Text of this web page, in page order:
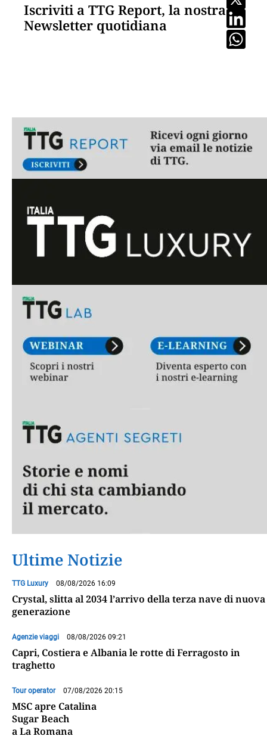
Iscriviti a TTG Report, la nostra
Newsletter quotidiana
Ultime Notizie
TTG Luxury 08/08/2026 16:09
Crystal, slitta al 2034 l’arrivo della terza nave di nuova
generazione
Agenzie viaggi 08/08/2026 09:21
Capri, Costiera e Albania le rotte di Ferragosto in
traghetto
Tour operator 07/08/2026 20:15
MSC apre Catalina
Sugar Beach
a La Romana